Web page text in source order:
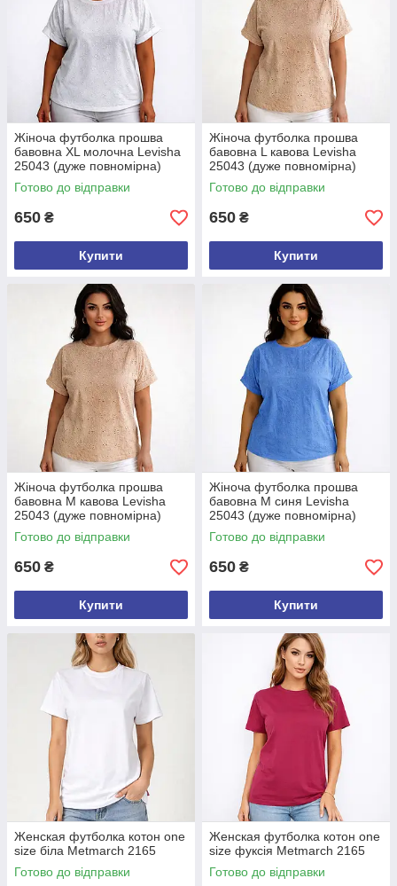
Жіноча футболка прошва
бавовна XL молочна Levisha
25043 (дуже повномірна)
Готово до відправки
650 ₴
Купити
Жіноча футболка прошва
бавовна L кавова Levisha
25043 (дуже повномірна)
Готово до відправки
650 ₴
Купити
Жіноча футболка прошва
бавовна М кавова Levisha
25043 (дуже повномірна)
Готово до відправки
650 ₴
Купити
Жіноча футболка прошва
бавовна М синя Levisha
25043 (дуже повномірна)
Готово до відправки
650 ₴
Купити
Женская футболка котон one
size біла Metmarch 2165
Готово до відправки
Женская футболка котон one
size фуксія Metmarch 2165
Готово до відправки